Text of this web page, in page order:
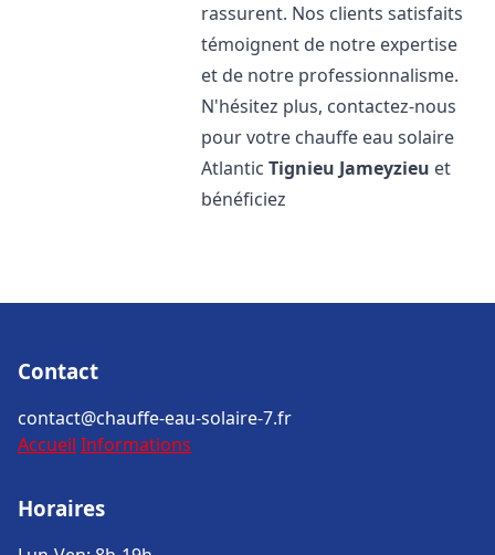
rassurent. Nos clients satisfaits
témoignent de notre expertise
et de notre professionnalisme.
N'hésitez plus, contactez-nous
pour votre chauffe eau solaire
AtlanticTignieu Jameyzieu et
bénéficiez
Contact
contact@chauffe-eau-solaire-7.fr
Accueil Informations
Horaires